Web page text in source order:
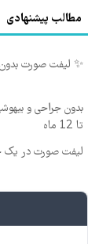
مطالب پیشنهادی
✨ لیفت صورت بدون
بدون جراحی و
تا 12 ماه
لیفت صورت در یک